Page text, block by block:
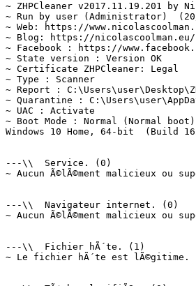
~ ZHPCleaner v2017.11.19.201 by
~ Run by user (Administrator)
~ Web: https://
~ Blog: https://nicolascoolman.eu/
~ Facebook : https://
~ State version : Version OK
~ Certificate ZHPCleaner: Legal
~ Type : Scanner
~ Report :
~ Quarantine :
~ UAC : Activate
~ Boot Mode : Normal (Normal boot)
Windows 10 Home, 64-bit  (Build
---\\  Service. (0)
~ Aucun Ã©lÃ©ment malicieux ou
---\\  Navigateur internet. (0)
~ Aucun Ã©lÃ©ment malicieux ou
---\\  Fichier hÃ´te. (1)
~ Le fichier hÃ´te est lÃ©gitime.